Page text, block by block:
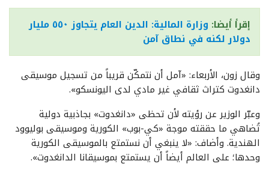
إقرأ أيضا:
وزارة المالية: الدين العام يتجاوز ٥٥٠ مليار
دولار لكنه في نطاق آمن
وقال زون، الأربعاء: «آمل أن نتمكّن قريباً من تسجيل موسيقى
دانغدوت كتراث ثقافي غير مادي لدى اليونسكو».
وعبّر الوزير عن رؤيته لأن تحظى «دانغدوت» بجاذبية دولية
تُضاهي ما حققته موجة «كي-بوب» الكورية وموسيقى بوليوود
الهندية. وأضاف: «لا ينبغي أن نستمتع بالموسيقى الكورية
وحدها؛ على العالم أيضاً أن يستمتع بموسيقانا الدانغدوت».